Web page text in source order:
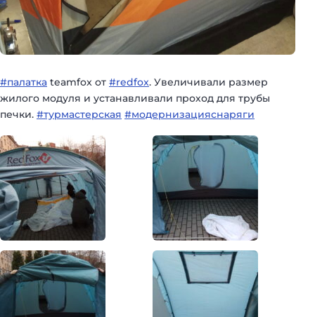
#палатка teamfox от #redfox. Увеличивали размер
жилого модуля и устанавливали проход для трубы
печки. #турмастерская #модернизацияснаряги